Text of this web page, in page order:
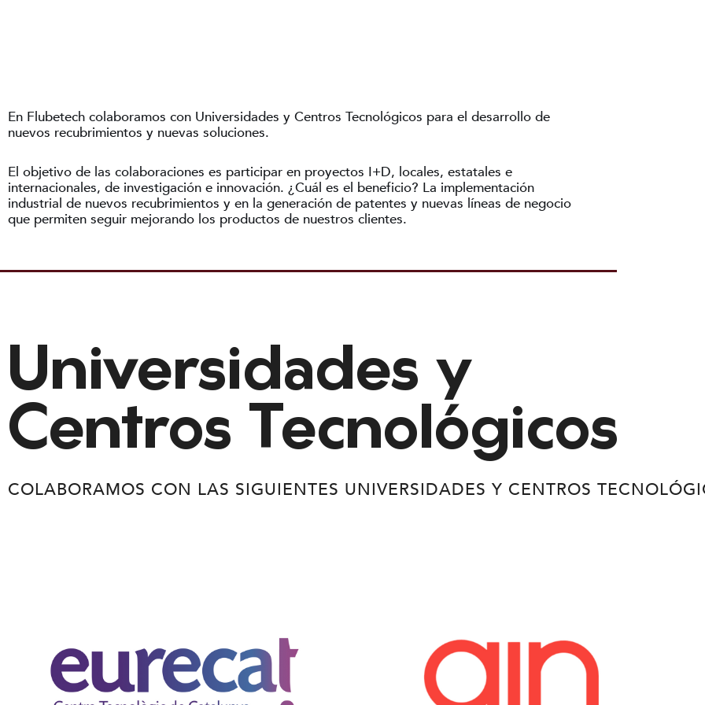
En Flubetech colaboramos con Universidades y Centros Tecnológicos para el desarrollo de
nuevos recubrimientos y nuevas soluciones.
El objetivo de las colaboraciones es participar en proyectos I+D, locales, estatales e
internacionales, de investigación e innovación. ¿Cuál es el beneficio? La implementación
industrial de nuevos recubrimientos y en la generación de patentes y nuevas líneas de negocio
que permiten seguir mejorando los productos de nuestros clientes.
Universidades y
Centros Tecnológicos
COLABORAMOS CON LAS SIGUIENTES UNIVERSIDADES Y CENTROS